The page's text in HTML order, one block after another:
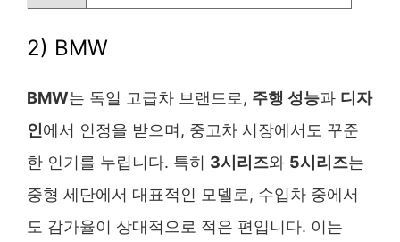
2) BMW
BMW는 독일 고급차 브랜드로, 주행 성능과 디자
인에서 인정을 받으며, 중고차 시장에서도 꾸준
한 인기를 누립니다. 특히 3시리즈와 5시리즈는
중형 세단에서 대표적인 모델로, 수입차 중에서
도 감가율이 상대적으로 적은 편입니다. 이는